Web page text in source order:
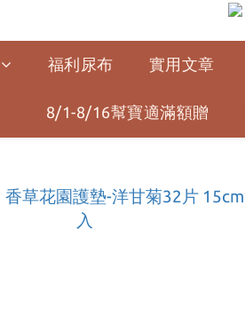
福利尿布 實用文章
8/1-8/16幫寶適滿額贈